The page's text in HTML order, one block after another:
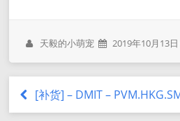
天毅的小萌宠 2019年10月13日
[补货] – DMIT –